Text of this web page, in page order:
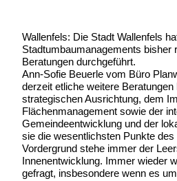
Wallenfels: Die Stadt Wallenfels
Stadtumbaumanagements bisher
Beratungen durchgeführt.
Ann-Sofie Beuerle vom Büro
derzeit etliche weitere Beratungen
strategischen Ausrichtung, dem
Flächenmanagement sowie der
Gemeindeentwicklung und der
sie die wesentlichsten Punkte
Vordergrund stehe immer der
Innenentwicklung. Immer wieder
gefragt, insbesondere wenn es